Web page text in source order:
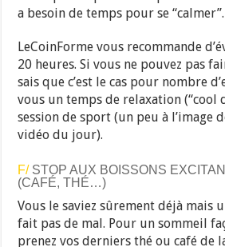
a besoin de temps pour se “calmer”.
LeCoinForme vous recommande
20 heures. Si vous ne pouvez pas
sais que c’est le cas pour nombre
vous un temps de relaxation (“cool
session de sport (un peu à l’image
vidéo du jour).
F/STOP AUX BOISSONS
(CAFÉ, THÉ…)
Vous le saviez sûrement déjà mais
fait pas de mal. Pour un sommeil
prenez vos derniers thé ou café de